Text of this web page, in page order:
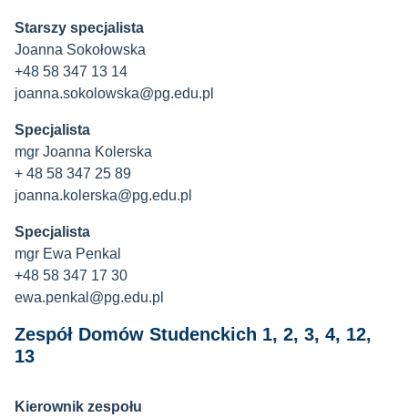
Starszy specjalista
Joanna Sokołowska
+48 58 347 13 14
joanna.sokolowska@pg.edu.pl
Specjalista
mgr Joanna Kolerska
+ 48 58 347 25 89
joanna.kolerska@pg.edu.pl
Specjalista
mgr Ewa Penkal
+48 58 347 17 30
ewa.penkal@pg.edu.pl
Zespół Domów Studenckich 1, 2, 3, 4, 12,
13
Kierownik zespołu